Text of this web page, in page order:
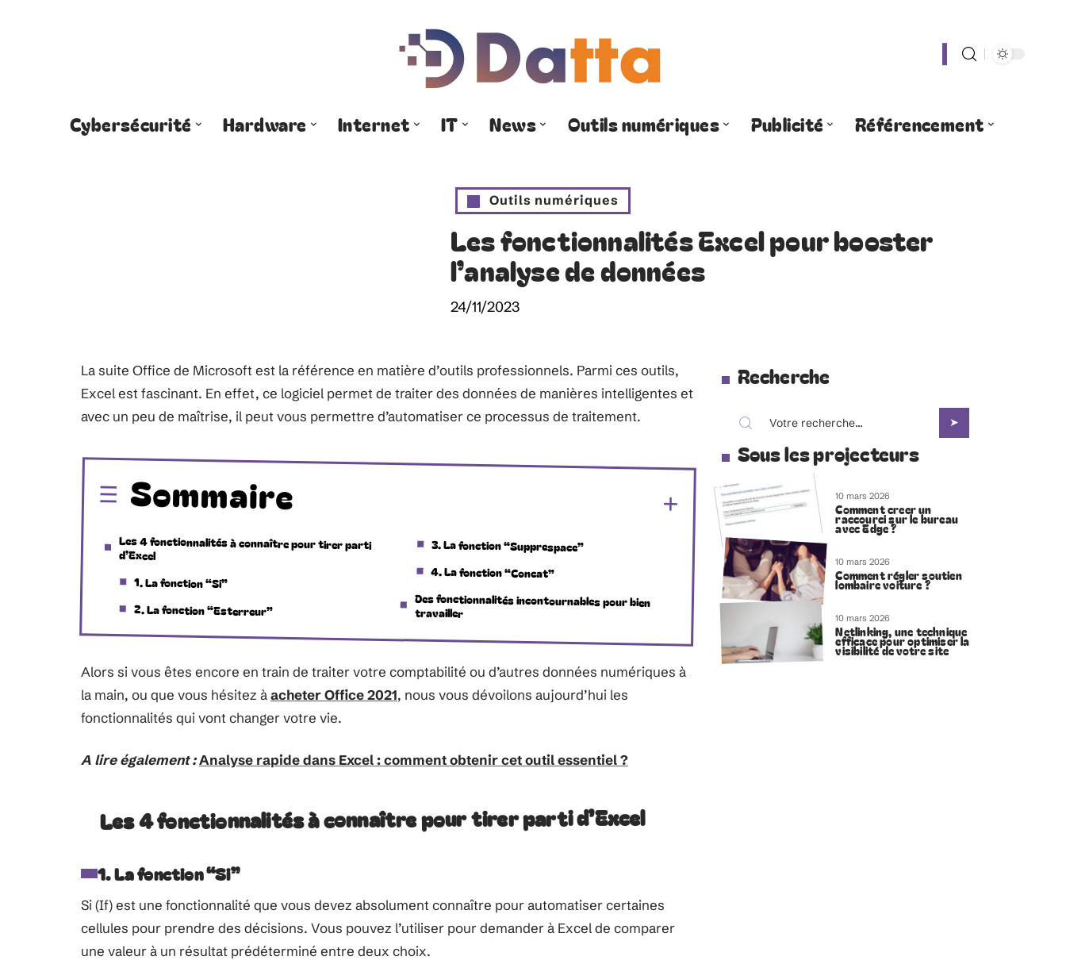
Cybersécurité Hardware Internet IT News Outils numériques Publicité Référencement
Outils numériques
Les fonctionnalités Excel pour booster
l’analyse de données
24/11/2023
La suite Office de Microsoft est la référence en matière d’outils professionnels. Parmi ces outils,
Excel est fascinant. En effet, ce logiciel permet de traiter des données de manières intelligentes et
avec un peu de maîtrise, il peut vous permettre d’automatiser ce processus de traitement.
Sommaire
Les 4 fonctionnalités à connaître pour tirer parti
d’Excel
1. La fonction “Si”
2. La fonction “Esterreur”
3. La fonction “Supprespace”
4. La fonction “Concat”
Des fonctionnalités incontournables pour bien
travailler
Alors si vous êtes encore en train de traiter votre comptabilité ou d’autres données numériques à
la main, ou que vous hésitez àacheter Office 2021, nous vous dévoilons aujourd’hui les
fonctionnalités qui vont changer votre vie.
A lire également :Analyse rapide dans Excel : comment obtenir cet outil essentiel ?
Les 4 fonctionnalités à connaître pour tirer parti d’Excel
1. La fonction “Si”
Si (If) est une fonctionnalité que vous devez absolument connaître pour automatiser certaines
cellules pour prendre des décisions. Vous pouvez l’utiliser pour demander à Excel de comparer
une valeur à un résultat prédéterminé entre deux choix.
Recherche
Sous les projecteurs
10 mars 2026
Comment creer un
raccourci sur le bureau
avec Edge ?
10 mars 2026
Comment régler soutien
lombaire voiture ?
10 mars 2026
Netlinking, une technique
efficace pour optimiser la
visibilité de votre site